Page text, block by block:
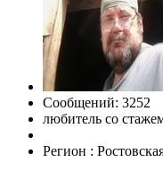
Сообщений: 3252
любитель со
Регион :